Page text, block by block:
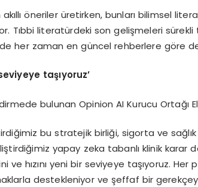
öneriler üretirken, bunları bilimsel
Tıbbi literatürdeki son gelişmeleri
her zaman en güncel rehberlere göre
taşıyoruz’
bulunan Opinion AI Kurucu Ortağı
bu stratejik birliği, sigorta ve
yapay zeka tabanlı klinik karar
ve hızını yeni bir seviyeye taşıyoruz. Her
destekleniyor ve şeffaf bir